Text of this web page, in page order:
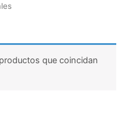
que coincidan